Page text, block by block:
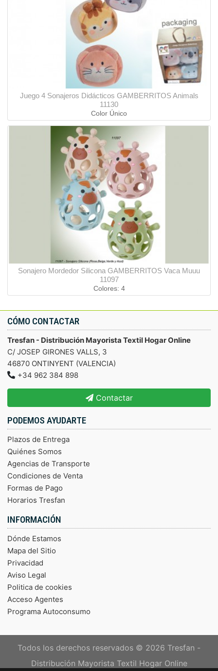
Juego 4 Sonajeros Didácticos GAMBERRITOS Animals
11130
Color Único
Sonajero Mordedor Silicona GAMBERRITOS Vaca Muuu
11097
Colores: 4
CÓMO CONTACTAR
Tresfan - Distribución Mayorista Textil Hogar Online
C/ JOSEP GIRONES VALLS, 3
46870 ONTINYENT (VALENCIA)
+34 962 384 898
Contactar
PODEMOS AYUDARTE
Plazos de Entrega
Quiénes Somos
Agencias de Transporte
Condiciones de Venta
Formas de Pago
Horarios Tresfan
INFORMACIÓN
Dónde Estamos
Mapa del Sitio
Privacidad
Aviso Legal
Politica de cookies
Acceso Agentes
Programa Autoconsumo
Todos los derechos reservados © 2026 Tresfan -
Distribución Mayorista Textil Hogar Online